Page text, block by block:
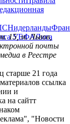
Нидерланды
УЕФАЛига
15, м. Львов,
почты
в Реестре
старше 21 года
ссылка
и
на сайтт
"Новости